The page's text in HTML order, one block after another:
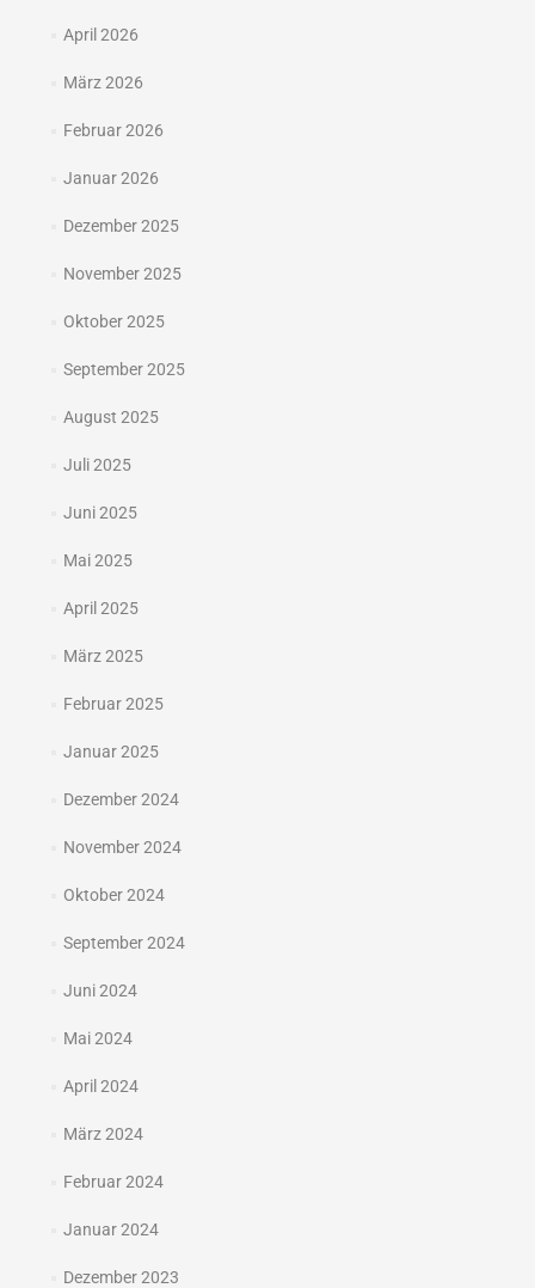
April 2026
März 2026
Februar 2026
Januar 2026
Dezember 2025
November 2025
Oktober 2025
September 2025
August 2025
Juli 2025
Juni 2025
Mai 2025
April 2025
März 2025
Februar 2025
Januar 2025
Dezember 2024
November 2024
Oktober 2024
September 2024
Juni 2024
Mai 2024
April 2024
März 2024
Februar 2024
Januar 2024
Dezember 2023